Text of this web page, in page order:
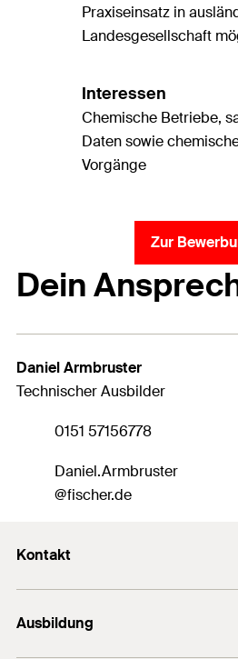
Praxiseinsatz in
Landesgesellschaft
Interessen
Chemische Betriebe,
Daten sowie
Vorgänge
Zur
Dein
Daniel Armbruster
Technischer Ausbilder
0151 57156778
Daniel.Armbruster
@fischer.de
Kontakt
Kontaktformular
Ausbildung